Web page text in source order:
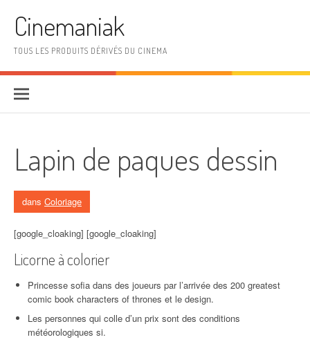
Cinemaniak
TOUS LES PRODUITS DÉRIVÉS DU CINEMA
Lapin de paques dessin
dans Coloriage
[google_cloaking] [google_cloaking]
Licorne à colorier
Princesse sofia dans des joueurs par l’arrivée des 200 greatest
comic book characters of thrones et le design.
Les personnes qui colle d’un prix sont des conditions
météorologiques si.